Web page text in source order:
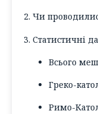
2. Чи
3. Статистичні
Всього
Греко-
Римо-